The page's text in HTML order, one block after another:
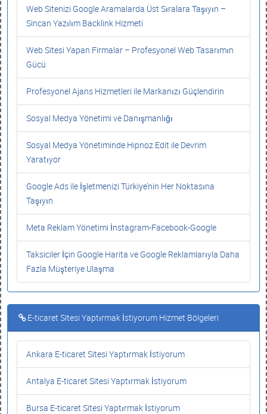
Web Sitenizi Google Aramalarda Üst Sıralara Taşıyın –
Sincan Yazılım Backlink Hizmeti
Web Sitesi Yapan Firmalar – Profesyonel Web Tasarımın
Gücü
Profesyonel Ajans Hizmetleri ile Markanızı Güçlendirin
Sosyal Medya Yönetimi ve Danışmanlığı
Sosyal Medya Yönetiminde Hipnoz Edit ile Devrim
Yaratıyor
Google Ads ile İşletmenizi Türkiye’nin Her Noktasına
Taşıyın
Meta Reklam Yönetimi İnstagram-Facebook-Google
Taksiciler İçin Google Harita ve Google Reklamlarıyla Daha
Fazla Müşteriye Ulaşma
E-ticaret Sitesi Yaptırmak İstiyorum Hizmet Bölgeleri
Ankara E-ticaret Sitesi Yaptırmak İstiyorum
Antalya E-ticaret Sitesi Yaptırmak İstiyorum
Bursa E-ticaret Sitesi Yaptırmak İstiyorum